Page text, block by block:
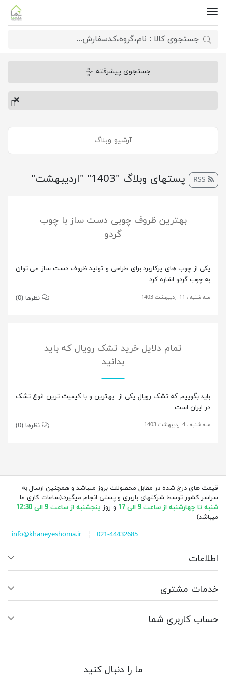
جستجوی پیشرفته
آرشیو وبلاگ
پست‎های وبلاگ "1403" "اردیبهشت"
بهترین ظروف چوبی دست ساز با چوب
گردو
یکی از چوب های پرکاربرد برای طراحی و تولید ظروف دست ساز می توان
به چوب گردو اشاره کرد
سه شنبه ، 11 اردیبهشت 1403 نظرها (0)
تمام دلایل خرید تشک رویال که باید
بدانید
باید بگوییم که تشک رویال یکی از بهترین و با کیفیت ترین انوع تشک
در ایران است
سه شنبه ، 4 اردیبهشت 1403 نظرها (0)
قیمت های درج شده در مقابل محصولات بروز میباشد و همچنین ارسال به
سراسر کشور توسط شرکتهای باربری و پستی انجام میگیرد.(ساعات کاری ما
شنبه تا چهارشنبه از ساعت 9 الی 17
و روز پنجشنبه از ساعت 9 الی 12:30
میباشد)
info@khaneyeshoma.ir¦ 021-44432685
اطلاعات
خدمات مشتری
حساب کاربری شما
ما را دنبال کنید